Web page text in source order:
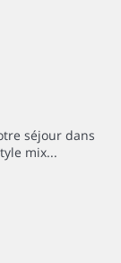
séjour dans
mix...